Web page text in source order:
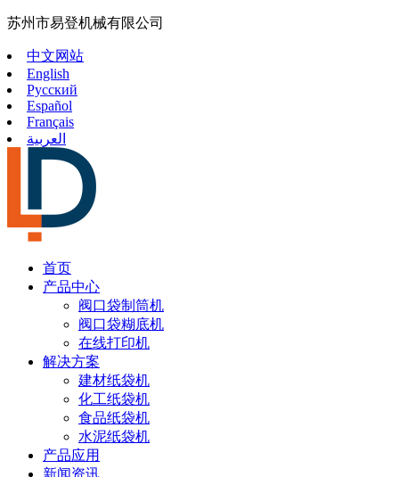
苏州市易登机械有限公司
中文网站
English
Русский
Español
Français
العربية
首页
产品中心
阀口袋制筒机
阀口袋糊底机
在线打印机
解决方案
建材纸袋机
化工纸袋机
食品纸袋机
水泥纸袋机
产品应用
新闻资讯